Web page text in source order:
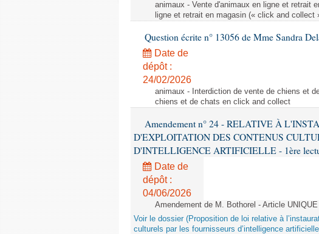
animaux - Vente d'animaux en ligne et retrait
ligne et retrait en magasin (« click and collect
Question écrite n° 13056 de Mme Sandra
Date de
dépôt :
24/02/2026
animaux - Interdiction de vente de chiens et
chiens et de chats en click and collect
Amendement n° 24 - RELATIVE À
D'EXPLOITATION DES CONTENUS
D'INTELLIGENCE ARTIFICIELLE - 1ère
Date de
dépôt :
04/06/2026
Amendement de M. Bothorel - Article
Voir le dossier (Proposition de loi relative à
culturels par les fournisseurs d’intelligence